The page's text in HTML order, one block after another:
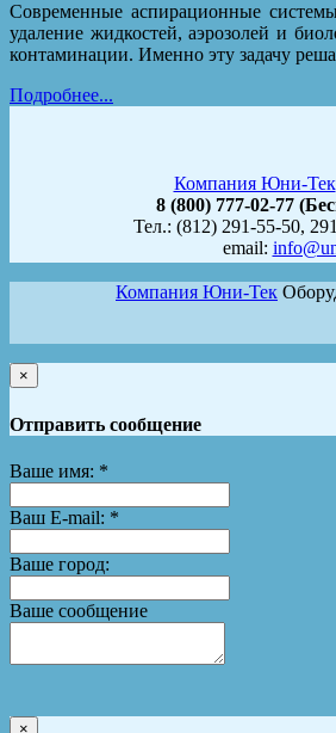
Современные аспирационные
удаление жидкостей, аэрозолей и
контаминации. Именно эту задачу
Подробнее...
Компания Юни-Тек
8 (800) 777-02-77
Тел.: (812) 291-55-50,
email:
Компания Юни-Тек
×
Отправить сообщение
Ваше имя: *
Ваш E-mail: *
Ваше город:
Ваше сообщение
×